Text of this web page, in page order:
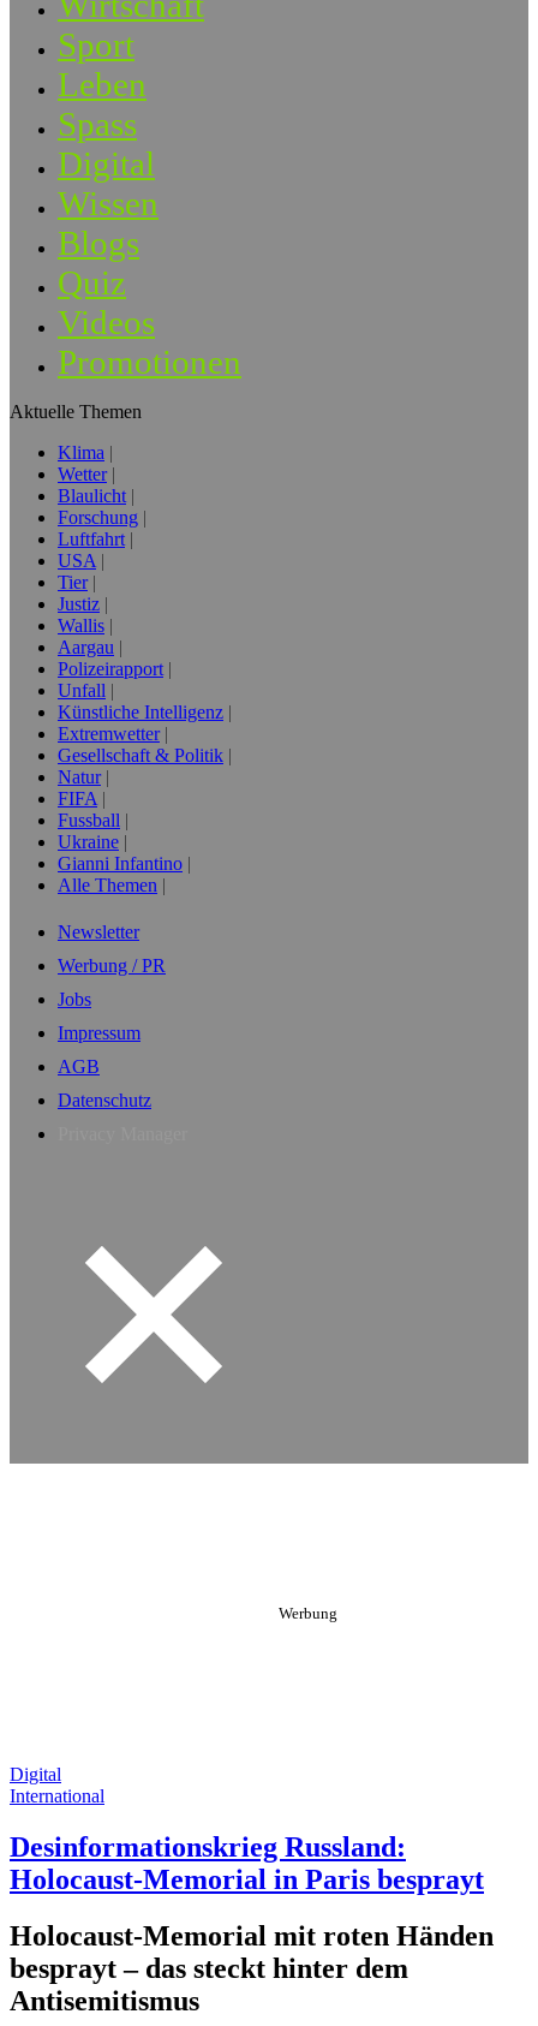
Sport
Leben
Spass
Digital
Wissen
Blogs
Quiz
Videos
Promotionen
Aktuelle Themen
Klima
Wetter
Blaulicht
Forschung
Luftfahrt
USA
Tier
Justiz
Wallis
Aargau
Polizeirapport
Unfall
Künstliche Intelligenz
Extremwetter
Gesellschaft & Politik
Natur
FIFA
Fussball
Ukraine
Gianni Infantino
Alle Themen
Newsletter
Werbung / PR
Jobs
Impressum
AGB
Datenschutz
Digital
International
Desinformationskrieg Russland:
Holocaust-Memorial in Paris besprayt
Holocaust-Memorial mit roten Händen
besprayt – das steckt hinter dem
Antisemitismus